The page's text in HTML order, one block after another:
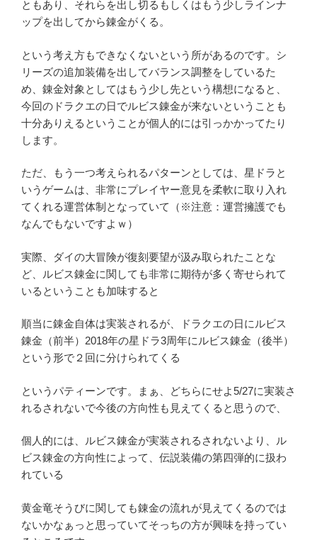
ともあり、それらを出し切るもしくはもう少しラインナ
ップを出してから錬金がくる。
という考え方もできなくないという所があるのです。シ
リーズの追加装備を出してバランス調整をしているた
め、錬金対象としてはもう少し先という構想になると、
今回のドラクエの日でルビス錬金が来ないということも
十分ありえるということが個人的には引っかかってたり
します。
ただ、もう一つ考えられるパターンとしては、星ドラと
いうゲームは、非常にプレイヤー意見を柔軟に取り入れ
てくれる運営体制となっていて（※注意：運営擁護でも
なんでもないですよｗ）
実際、ダイの大冒険が復刻要望が汲み取られたことな
ど、ルビス錬金に関しても非常に期待が多く寄せられて
いるということも加味すると
順当に錬金自体は実装されるが、ドラクエの日にルビス
錬金（前半）2018年の星ドラ3周年にルビス錬金（後半）
という形で２回に分けられてくる
というパティーンです。まぁ、どちらにせよ5/27に実装さ
れるされないで今後の方向性も見えてくると思うので、
個人的には、ルビス錬金が実装されるされないより、ル
ビス錬金の方向性によって、伝説装備の第四弾的に扱わ
れている
黄金竜そうびに関しても錬金の流れが見えてくるのでは
ないかなぁっと思っていてそっちの方が興味を持ってい